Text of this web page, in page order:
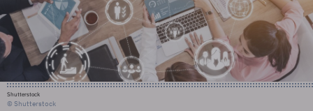
Shutterstock
© Shutterstock